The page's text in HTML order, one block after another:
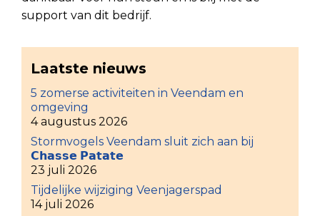
support van dit bedrijf.
Laatste nieuws
5 zomerse activiteiten in Veendam en
omgeving
4 augustus 2026
Stormvogels Veendam sluit zich aan bij
𝗖𝗵𝗮𝘀𝘀𝗲 𝗣𝗮𝘁𝗮𝘁𝗲
23 juli 2026
Tijdelijke wijziging Veenjagerspad
14 juli 2026